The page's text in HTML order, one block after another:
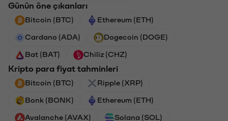
Günün öne çıkanları
Bitcoin (BTC) Ethereum (ETH)
Cardano (ADA) Dogecoin (DOGE)
Bat (BAT) Chiliz (CHZ)
Kripto para fiyat tahminleri
Bitcoin (BTC) Ripple (XRP)
Bonk (BONK) Ethereum (ETH)
Avalanche (AVAX) Solana (SOL)